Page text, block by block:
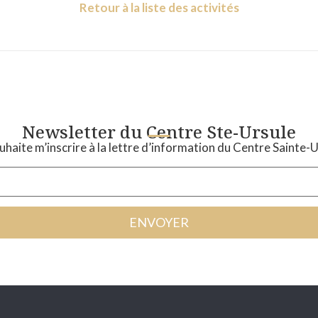
Retour à la liste des activités
Newsletter du Centre Ste-Ursule
m’inscrire à la lettre d’information du Centre Sainte-